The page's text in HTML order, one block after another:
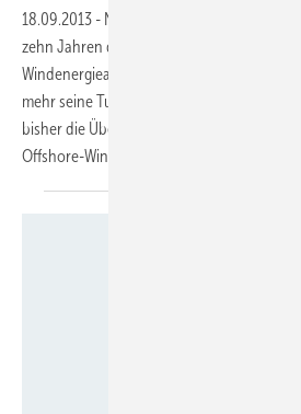
18.09.2013 - Nach anfänglichem Zweifel
zehn Jahren das Condition Monitoring für
Windenergieanlage durchgesetzt. Speziell
mehr seine Turbine unbeobachtet lassen.
bisher die Überwachung von Rotorblättern.
Offshore-Windkraft die Verbreitung